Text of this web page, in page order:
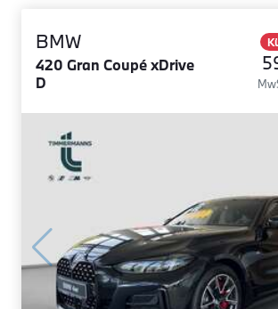
BMW
420 Gran Coupé xDrive
D